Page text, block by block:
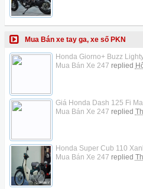
Mua Bán xe tay ga, xe số PKN
Honda Giorno+ Buzz
Mua Bán Xe 247 replied
Giá Honda Dash 125 Fi
Mua Bán Xe 247 replied
Honda Super Cub 110
Mua Bán Xe 247 replied